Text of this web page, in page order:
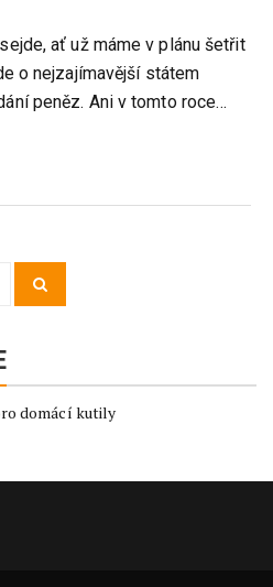
ať už máme v plánu šetřit
o nejzajímavější státem
peněz. Ani v tomto roce…
domácí kutily